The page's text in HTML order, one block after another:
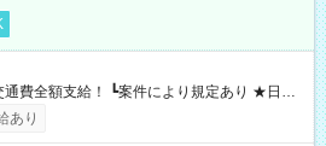
） ┗働いたその日に現金GET♪ お仕事後はコ
を引き落とせます！ 【試用期間】試
あり